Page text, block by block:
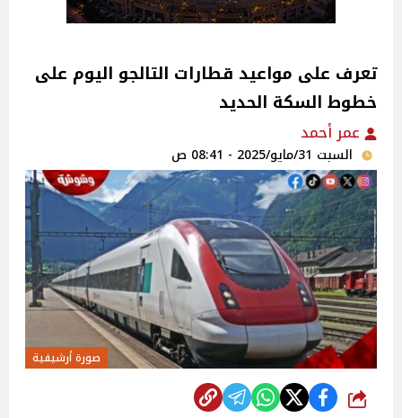
تعرف على مواعيد قطارات التالجو اليوم على
خطوط السكة الحديد
عمر أحمد
السبت 31/مايو/2025 - 08:41 ص
صورة أرشيفية
شارك